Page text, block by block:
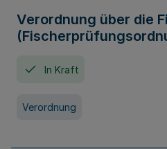
Verordnung über die
In Kraft
Verordnung